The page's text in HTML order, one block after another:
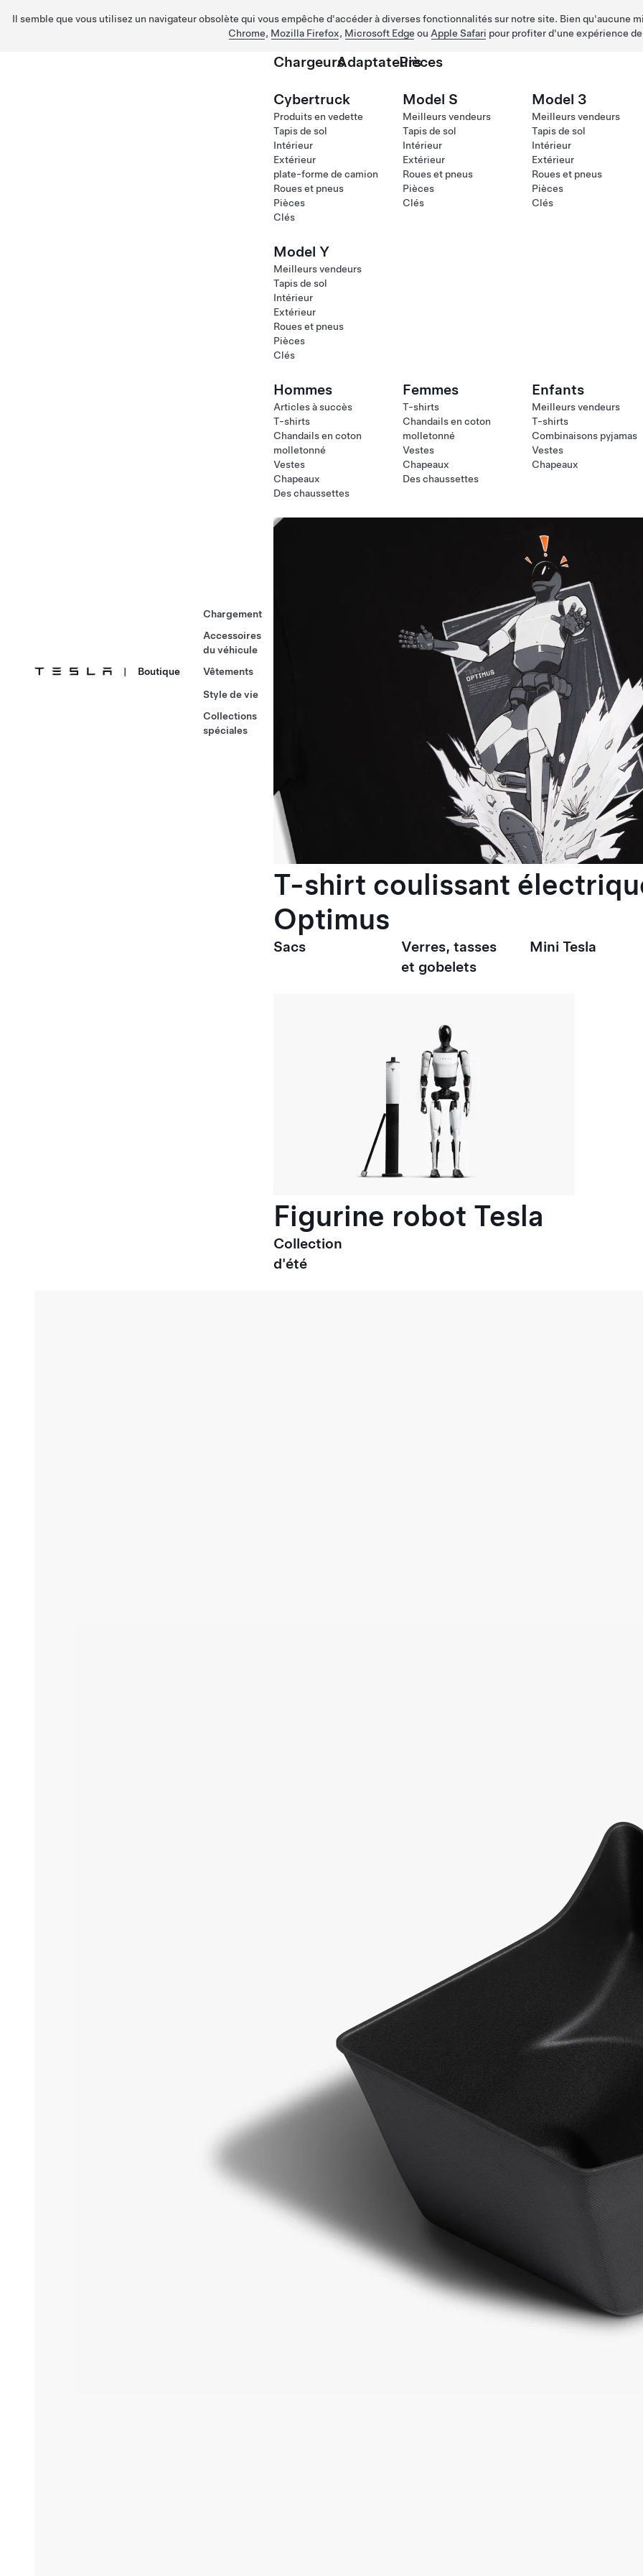
Il semble que vous utilisez un navigateur obsolète qui vous empêche d'accéder à diverses fonctionnalités sur notre site. Bien qu'aucune
Chrome, Mozilla Firefox, Microsoft Edge ou Apple Safari pour profiter d'une expérience
| Boutique
Chargement
Accessoires
du véhicule
Vêtements
Style de vie
Collections
spéciales
ChargeursAdaptateursPièces
Cybertruck
Produits en vedette
Tapis de sol
Intérieur
Extérieur
plate-forme de camion
Roues et pneus
Pièces
Clés
Model S
Meilleurs vendeurs
Tapis de sol
Intérieur
Extérieur
Roues et pneus
Pièces
Clés
Model 3
Meilleurs vendeurs
Tapis de sol
Intérieur
Extérieur
Roues et pneus
Pièces
Clés
Model Y
Meilleurs vendeurs
Tapis de sol
Intérieur
Extérieur
Roues et pneus
Pièces
Clés
Hommes
Articles à succès
T-shirts
Chandails en coton
molletonné
Vestes
Chapeaux
Des chaussettes
Femmes
T-shirts
Chandails en coton
molletonné
Vestes
Chapeaux
Des chaussettes
Enfants
Meilleurs vendeurs
T-shirts
Combinaisons pyjamas
Vestes
Chapeaux
T-shirt coulissant
Optimus
Sacs
Verres, tasses
et gobelets
Mini Tesla
Figurine robot Tesla
Collection
d'été